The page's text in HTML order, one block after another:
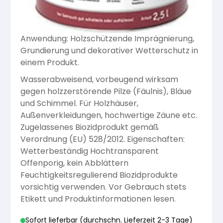
Pflege und Reinigung
Versiegelung für Beton
Pflege
Kalkfarben
Anti Schimmelfarbe
Isolierfarben
Latexfarben
Spezialfarben
Silikatfarben
Pflege und Reinigung
Spezialprodukte
Arbeitshandschuhe
Dichtmassen
Farbwalzen
Pinsel und Bürsten
Schleifmittel
Anwendung: Holzschützende Imprägnierung,
Grundierung und dekorativer Wetterschutz in
einem Produkt.
Wasserabweisend, vorbeugend wirksam
gegen holzzerstörende Pilze (Fäulnis), Bläue
und Schimmel. Für Holzhäuser,
Außenverkleidungen, hochwertige Zäune etc.
Zugelassenes Biozidprodukt gemäß
Verordnung (EU) 528/2012. Eigenschaften:
Wetterbeständig Hochtransparent
Offenporig, kein Abblättern
Feuchtigkeitsregulierend Biozidprodukte
vorsichtig verwenden. Vor Gebrauch stets
Etikett und Produktinformationen lesen.
Sofort lieferbar (durchschn. Lieferzeit 2-3 Tage)